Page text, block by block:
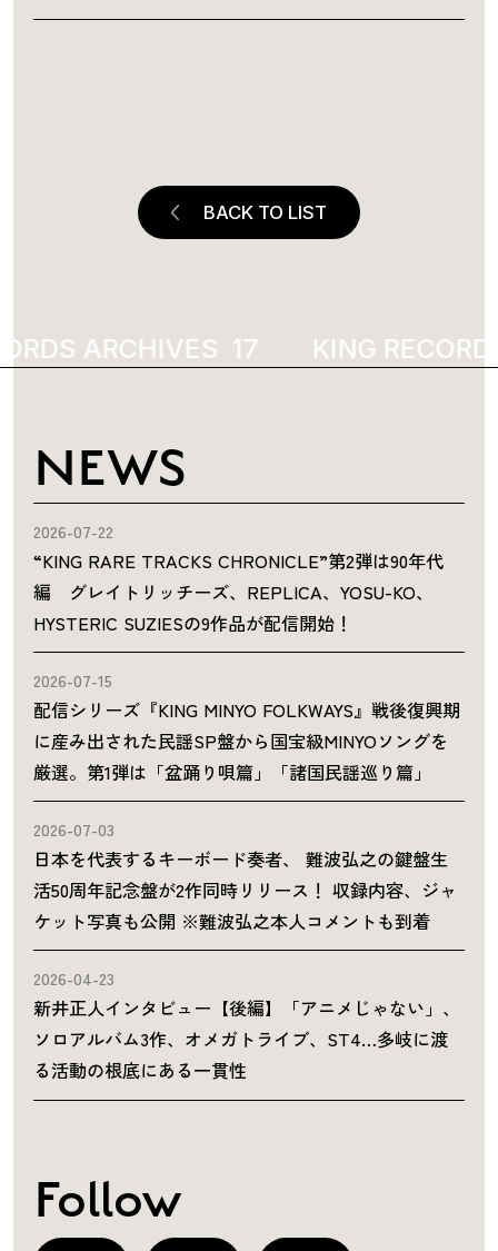
BACK TO LIST
ARCHIVES 1958 KING
NEWS
2026-07-22
“KING RARE TRACKS CHRONICLE”第2弾は90年代
編 グレイトリッチーズ、REPLICA、YOSU-KO、
HYSTERIC SUZIESの9作品が配信開始！
2026-07-15
配信シリーズ『KING MINYO FOLKWAYS』戦後復興期
に産み出された民謡SP盤から国宝級MINYOソングを
厳選。第1弾は「盆踊り唄篇」「諸国民謡巡り篇」
2026-07-03
日本を代表するキーボード奏者、 難波弘之の鍵盤生
活50周年記念盤が2作同時リリース！ 収録内容、ジャ
ケット写真も公開 ※難波弘之本人コメントも到着
2026-04-23
新井正人インタビュー【後編】「アニメじゃない」、
ソロアルバム3作、オメガトライブ、ST4…多岐に渡
る活動の根底にある一貫性
Follow